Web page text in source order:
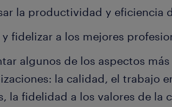
la productividad y eficiencia
y fidelizar a los mejores
algunos de los aspectos
la calidad, el trabajo
la fidelidad a los valores de la